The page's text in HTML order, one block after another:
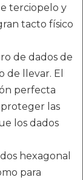
terciopelo y
tacto físico
de dados de
de llevar. El
perfecta
las
los dados
hexagonal
para